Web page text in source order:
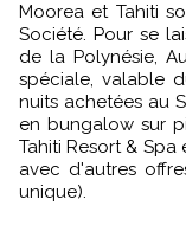
Moorea et Tahiti sont situés au coeur de l'archipel de la
Société. Pour se
de la Polynésie,
spéciale, valable
nuits achetées au
en bungalow sur
Tahiti Resort &
avec d'autres
unique).